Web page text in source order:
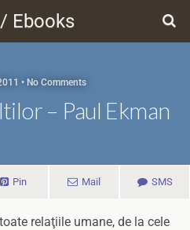
Ebooks
• No Comments
– Paul Ekman
Pin Mail SMS
relaţiile umane, de la cele